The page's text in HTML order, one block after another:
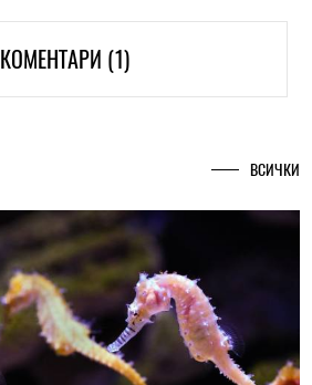
КОМЕНТАРИ (1)
ВСИЧКИ